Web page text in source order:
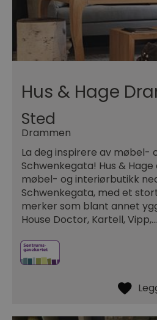
Hus & Hage
Sted
Drammen
La deg inspirere av møbel-
Schwenkegata! Hus &
møbel- og interiørbutikk
Schwenkegata, med et
merker som blant annet
House Doctor, Kartell, Vipp,…